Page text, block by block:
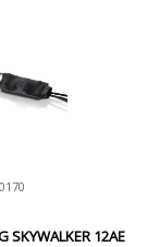
SKYWALKER 12AE